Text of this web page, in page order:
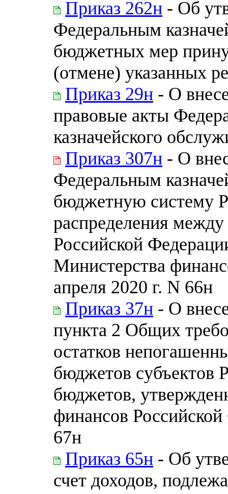
Приказ 262н - Об
Федеральным
бюджетных мер
(отмене) указанных
Приказ 29н - О
правовые акты
казначейского
Приказ 307н - О
Федеральным
бюджетную систему
распределения
Российской
Министерства
апреля 2020 г. N 66н
Приказ 37н - О
пункта 2 Общих
остатков
бюджетов субъектов
бюджетов,
финансов
67н
Приказ 65н - Об
счет доходов,